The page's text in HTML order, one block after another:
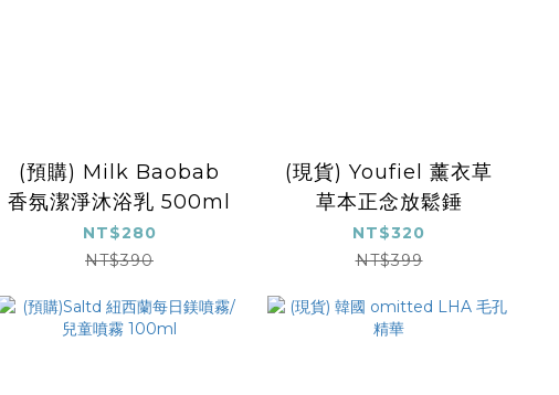
(預購) Milk Baobab
香氛潔淨沐浴乳 500ml
NT$280
NT$390
(現貨) Youfiel 薰衣草
草本正念放鬆錘
NT$320
NT$399